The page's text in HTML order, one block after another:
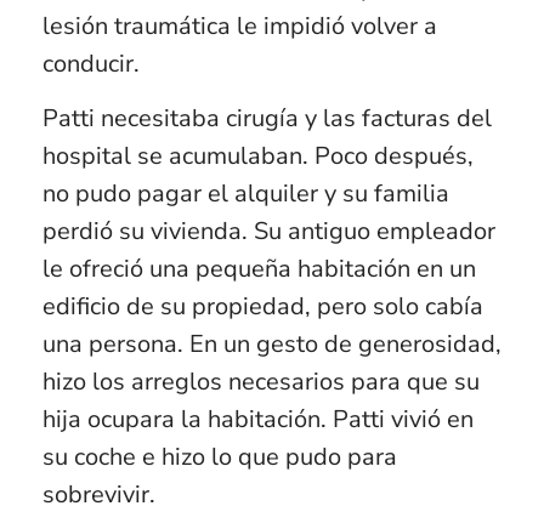
lesión traumática le impidió volver a
conducir.
Patti necesitaba cirugía y las facturas del
hospital se acumulaban. Poco después,
no pudo pagar el alquiler y su familia
perdió su vivienda. Su antiguo empleador
le ofreció una pequeña habitación en un
edificio de su propiedad, pero solo cabía
una persona. En un gesto de generosidad,
hizo los arreglos necesarios para que su
hija ocupara la habitación. Patti vivió en
su coche e hizo lo que pudo para
sobrevivir.